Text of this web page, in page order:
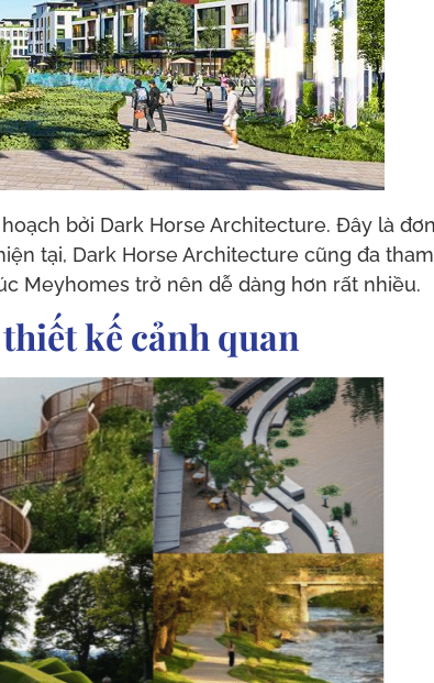
bởi Dark Horse Architecture. Đây là
tại, Dark Horse Architecture cũng đa
Meyhomes trở nên dễ dàng hơn rất nhiều.
kế cảnh quan